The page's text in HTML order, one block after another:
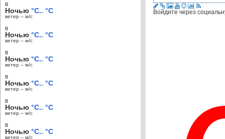
Войдите через
в
Ночью °C.. °C
ветер – м/c
в
Ночью °C.. °C
ветер – м/c
в
Ночью °C.. °C
ветер – м/c
в
Ночью °C.. °C
ветер – м/c
в
Ночью °C.. °C
ветер – м/c
в
Ночью °C.. °C
ветер – м/c